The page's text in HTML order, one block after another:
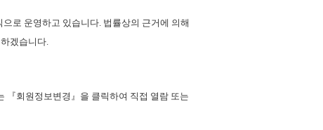
으로 운영하고 있습니다. 법률상의 근거에 의해
겠습니다.
『회원정보변경』을 클릭하여 직접 열람 또는